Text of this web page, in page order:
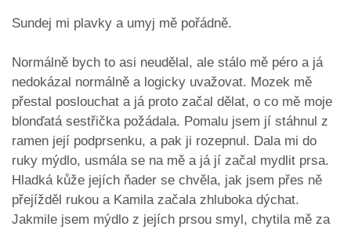
Sundej mi plavky a umyj mě pořádně.
Normálně bych to asi neudělal, ale stálo mě péro a já
nedokázal normálně a logicky uvažovat. Mozek mě
přestal poslouchat a já proto začal dělat, o co mě moje
blonďatá sestřička požádala. Pomalu jsem jí stáhnul z
ramen její podprsenku, a pak ji rozepnul. Dala mi do
ruky mýdlo, usmála se na mě a já jí začal mydlit prsa.
Hladká kůže jejích ňader se chvěla, jak jsem přes ně
přejížděl rukou a Kamila začala zhluboka dýchat.
Jakmile jsem mýdlo z jejích prsou smyl, chytila mě za